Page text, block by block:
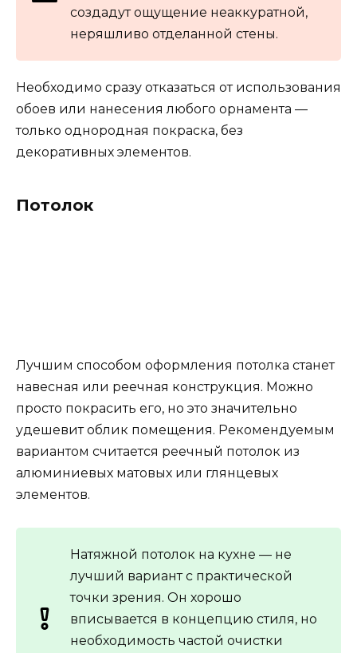
создадут ощущение неаккуратной,
неряшливо отделанной стены.
Необходимо сразу отказаться от использования
обоев или нанесения любого орнамента —
только однородная покраска, без
декоративных элементов.
Потолок
Лучшим способом оформления потолка станет
навесная или реечная конструкция. Можно
просто покрасить его, но это значительно
удешевит облик помещения. Рекомендуемым
вариантом считается реечный потолок из
алюминиевых матовых или глянцевых
элементов.
Натяжной потолок на кухне — не
лучший вариант с практической
точки зрения. Он хорошо
вписывается в концепцию стиля, но
необходимость частой очистки